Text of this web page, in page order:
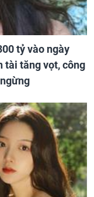
tỷ vào ngày
tài tăng vọt, công